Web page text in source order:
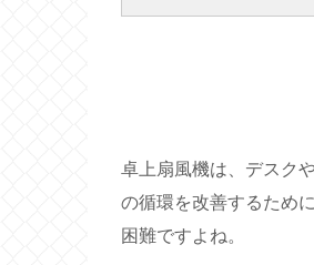
卓上扇風機は、デスク
の循環を改善するため
困難ですよね。